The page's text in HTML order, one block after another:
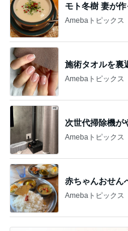
モト冬樹 妻が
Amebaトピックス
施術タオルを裏
Amebaトピックス
次世代掃除機が
Amebaトピックス
赤ちゃんおせん
Amebaトピックス